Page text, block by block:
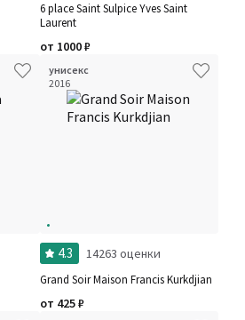
6 place Saint Sulpice Yves Saint
Laurent
от 1000₽
унисекс
2016
4.3 14263 оценки
Grand Soir Maison Francis Kurkdjian
от 425₽